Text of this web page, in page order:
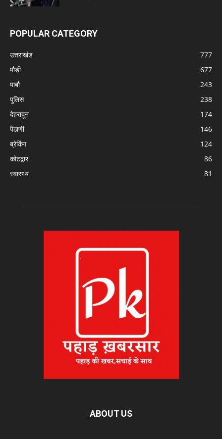
POPULAR CATEGORY
उत्तराखंड
777
पौड़ी
677
पाबौ
243
पुलिस
238
देहरादून
174
पैठाणी
146
ब्रेकिंग
124
कोटद्वार
86
स्वास्थ्य
81
ABOUT US